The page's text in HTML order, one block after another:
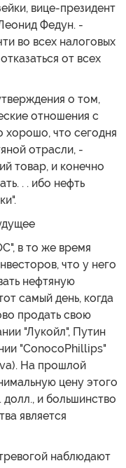
вице-президент
Федун. -
во всех налоговых
от всех
о том,
отношения с
что сегодня
отрасли, -
товар, и конечно
. . ибо нефть
в то же время
что у него
нефтяную
самый день, когда
продать свою
"Лукойл", Путин
"ConocoPhillips"
На прошлой
цену этого
и большинство
является
наблюдают